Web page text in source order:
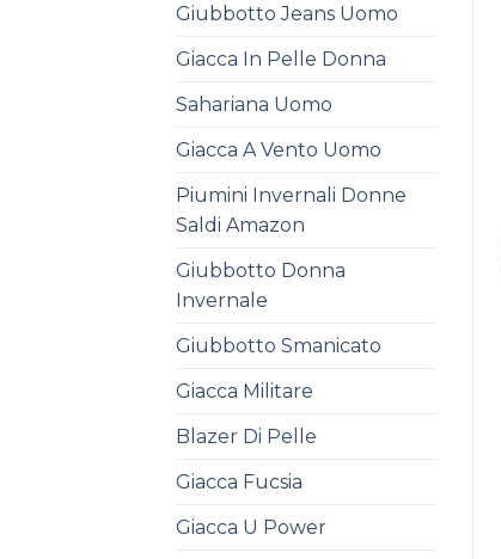
Giubbotto Jeans Uomo
Giacca In Pelle Donna
Sahariana Uomo
Giacca A Vento Uomo
Piumini Invernali Donne
Saldi Amazon
Giubbotto Donna
Invernale
Giubbotto Smanicato
Giacca Militare
Blazer Di Pelle
Giacca Fucsia
Giacca U Power